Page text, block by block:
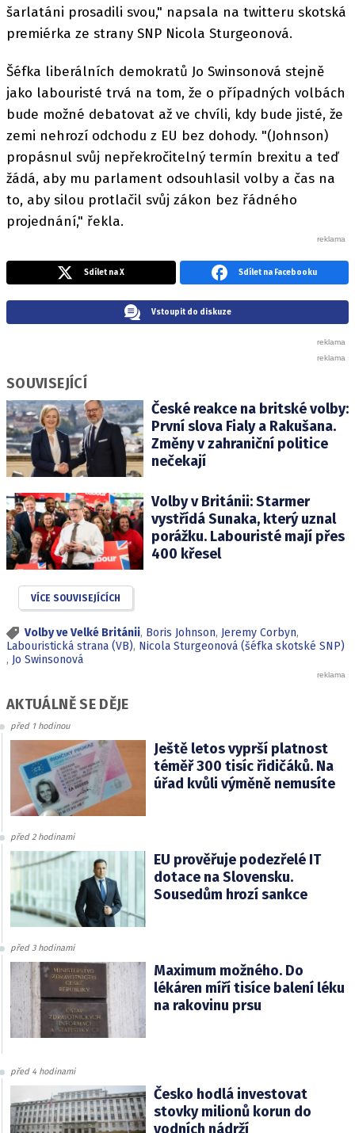
šarlatáni prosadili svou," napsala na twitteru skotská
premiérka ze strany SNP Nicola Sturgeonová.
Šéfka liberálních demokratů Jo Swinsonová stejně
jako labouristé trvá na tom, že o případných volbách
bude možné debatovat až ve chvíli, kdy bude jisté, že
zemi nehrozí odchodu z EU bez dohody. "(Johnson)
propásnul svůj nepřekročitelný termín brexitu a teď
žádá, aby mu parlament odsouhlasil volby a čas na
to, aby silou protlačil svůj zákon bez řádného
projednání," řekla.
Sdílet na X Sdílet na Facebooku
Vstoupit do diskuze
SOUVISEJÍCÍ
České reakce na britské volby:
První slova Fialy a Rakušana.
Změny v zahraniční politice
nečekají
Volby v Británii: Starmer
vystřídá Sunaka, který uznal
porážku. Labouristé mají přes
400 křesel
VÍCE SOUVISEJÍCÍCH
Volby ve Velké Británii, Boris Johnson, Jeremy Corbyn,
Labouristická strana (VB), Nicola Sturgeonová (šéfka skotské SNP)
, Jo Swinsonová
AKTUÁLNĚ SE DĚJE
před 1 hodinou
Ještě letos vyprší platnost
téměř 300 tisíc řidičáků. Na
úřad kvůli výměně nemusíte
před 2 hodinami
EU prověřuje podezřelé IT
dotace na Slovensku.
Sousedům hrozí sankce
před 3 hodinami
Maximum možného. Do
lékáren míří tisíce balení léku
na rakovinu prsu
před 4 hodinami
Česko hodlá investovat
stovky milionů korun do
vodních nádrží